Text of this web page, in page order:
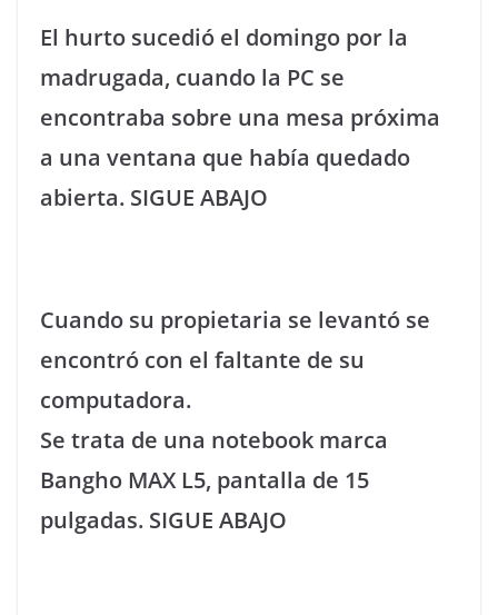
El hurto sucedió el domingo por la
madrugada, cuando la PC se
encontraba sobre una mesa próxima
a una ventana que había quedado
abierta. SIGUE ABAJO
Cuando su propietaria se levantó se
encontró con el faltante de su
computadora.
Se trata de una notebook marca
Bangho MAX L5, pantalla de 15
pulgadas. SIGUE ABAJO